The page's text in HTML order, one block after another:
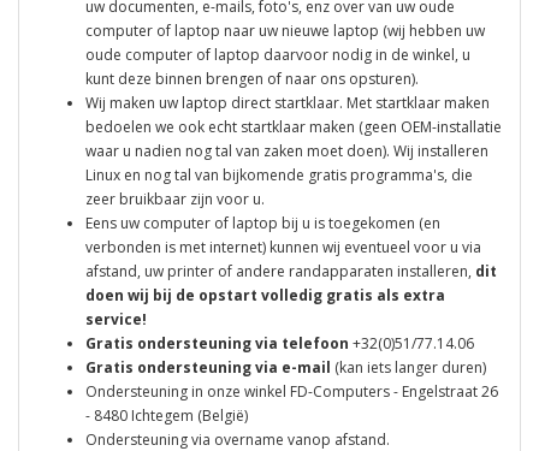
uw documenten, e-mails, foto's, enz over van uw oude
computer of laptop naar uw nieuwe laptop (wij hebben uw
oude computer of laptop daarvoor nodig in de winkel, u
kunt deze binnen brengen of naar ons opsturen).
Wij maken uw laptop direct startklaar. Met startklaar maken
bedoelen we ook echt startklaar maken (geen OEM-installatie
waar u nadien nog tal van zaken moet doen). Wij installeren
Linux en nog tal van bijkomende gratis programma's, die
zeer bruikbaar zijn voor u.
Eens uw computer of laptop bij u is toegekomen (en
verbonden is met internet) kunnen wij eventueel voor u via
afstand, uw printer of andere randapparaten installeren, dit
doen wij bij de opstart volledig gratis als extra
service!
Gratis ondersteuning via telefoon +32(0)51/77.14.06
Gratis ondersteuning via e-mail (kan iets langer duren)
Ondersteuning in onze winkel FD-Computers - Engelstraat 26
- 8480 Ichtegem (België)
Ondersteuning via overname vanop afstand.